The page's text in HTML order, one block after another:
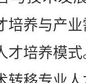
培养与产
才培养模